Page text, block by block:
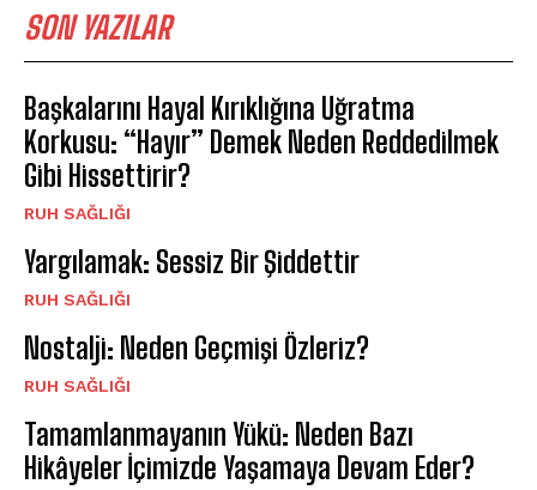
SON YAZILAR
Başkalarını Hayal Kırıklığına Uğratma
Korkusu: “Hayır” Demek Neden Reddedilmek
Gibi Hissettirir?
⁠RUH SAĞLIĞI
Yargılamak: Sessiz Bir Şiddettir
⁠RUH SAĞLIĞI
Nostalji: Neden Geçmişi Özleriz?
⁠RUH SAĞLIĞI
Tamamlanmayanın Yükü: Neden Bazı
Hikâyeler İçimizde Yaşamaya Devam Eder?